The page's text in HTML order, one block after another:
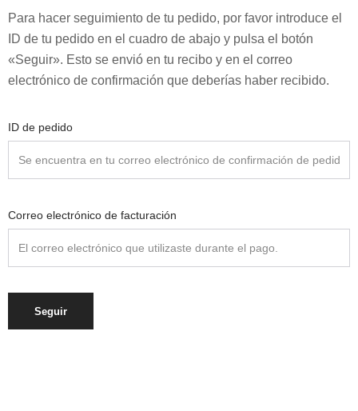
Para hacer seguimiento de tu pedido, por favor introduce el
ID de tu pedido en el cuadro de abajo y pulsa el botón
«Seguir». Esto se envió en tu recibo y en el correo
electrónico de confirmación que deberías haber recibido.
ID de pedido
Correo electrónico de facturación
Seguir